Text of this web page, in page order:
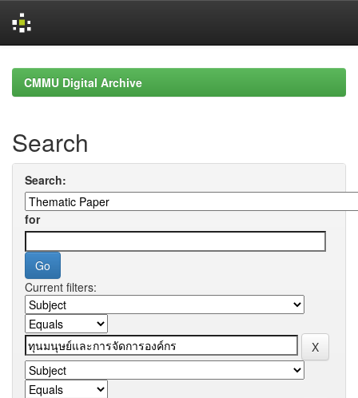
navigationCMMU Digital Archive
Search
Search:
for
Current filters: